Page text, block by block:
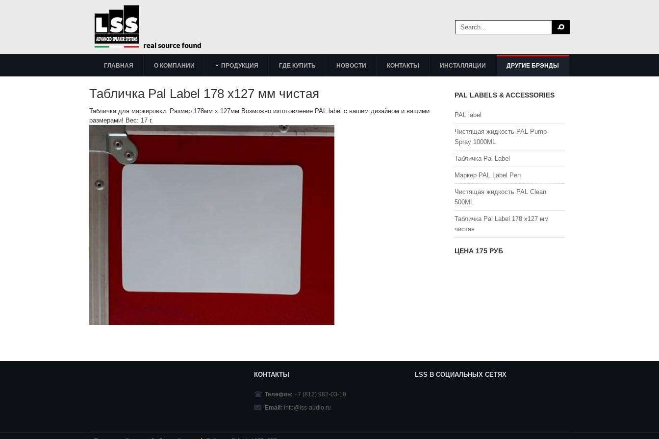
ГЛАВНАЯ О КОМПАНИИ ПРОДУКЦИЯ ГДЕ КУПИТЬ НОВОСТИ КОНТАКТЫ ИНСТАЛЛЯЦИИ ДРУГИЕ БРЭНДЫ
Табличка Pal Label 178 х127 мм чистая
Табличка для маркировки. Размер 178мм х 127мм Возможно изготовление PAL label с вашим дизайном и вашими
размерами! Вес: 17 г.
PAL LABELS & ACCESSORIES
PAL label
Чистящая жидкость PAL Pump-
Spray 1000ML
Табличка Pal Label
Маркер PAL Label Pen
Чистящая жидкость PAL Clean
500ML
Табличка Pal Label 178 х127 мм
чистая
ЦЕНА 175 РУБ
КОНТАКТЫ
Телефон:+7 (812) 982-03-19
Email: info@lss-audio.ru
LSS В СОЦИАЛЬНЫХ СЕТЯХ